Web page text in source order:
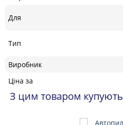
Для
Тип
Виробник
Ціна за
З цим товаром купують